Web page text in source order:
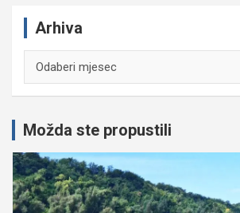
Arhiva
Možda ste propustili